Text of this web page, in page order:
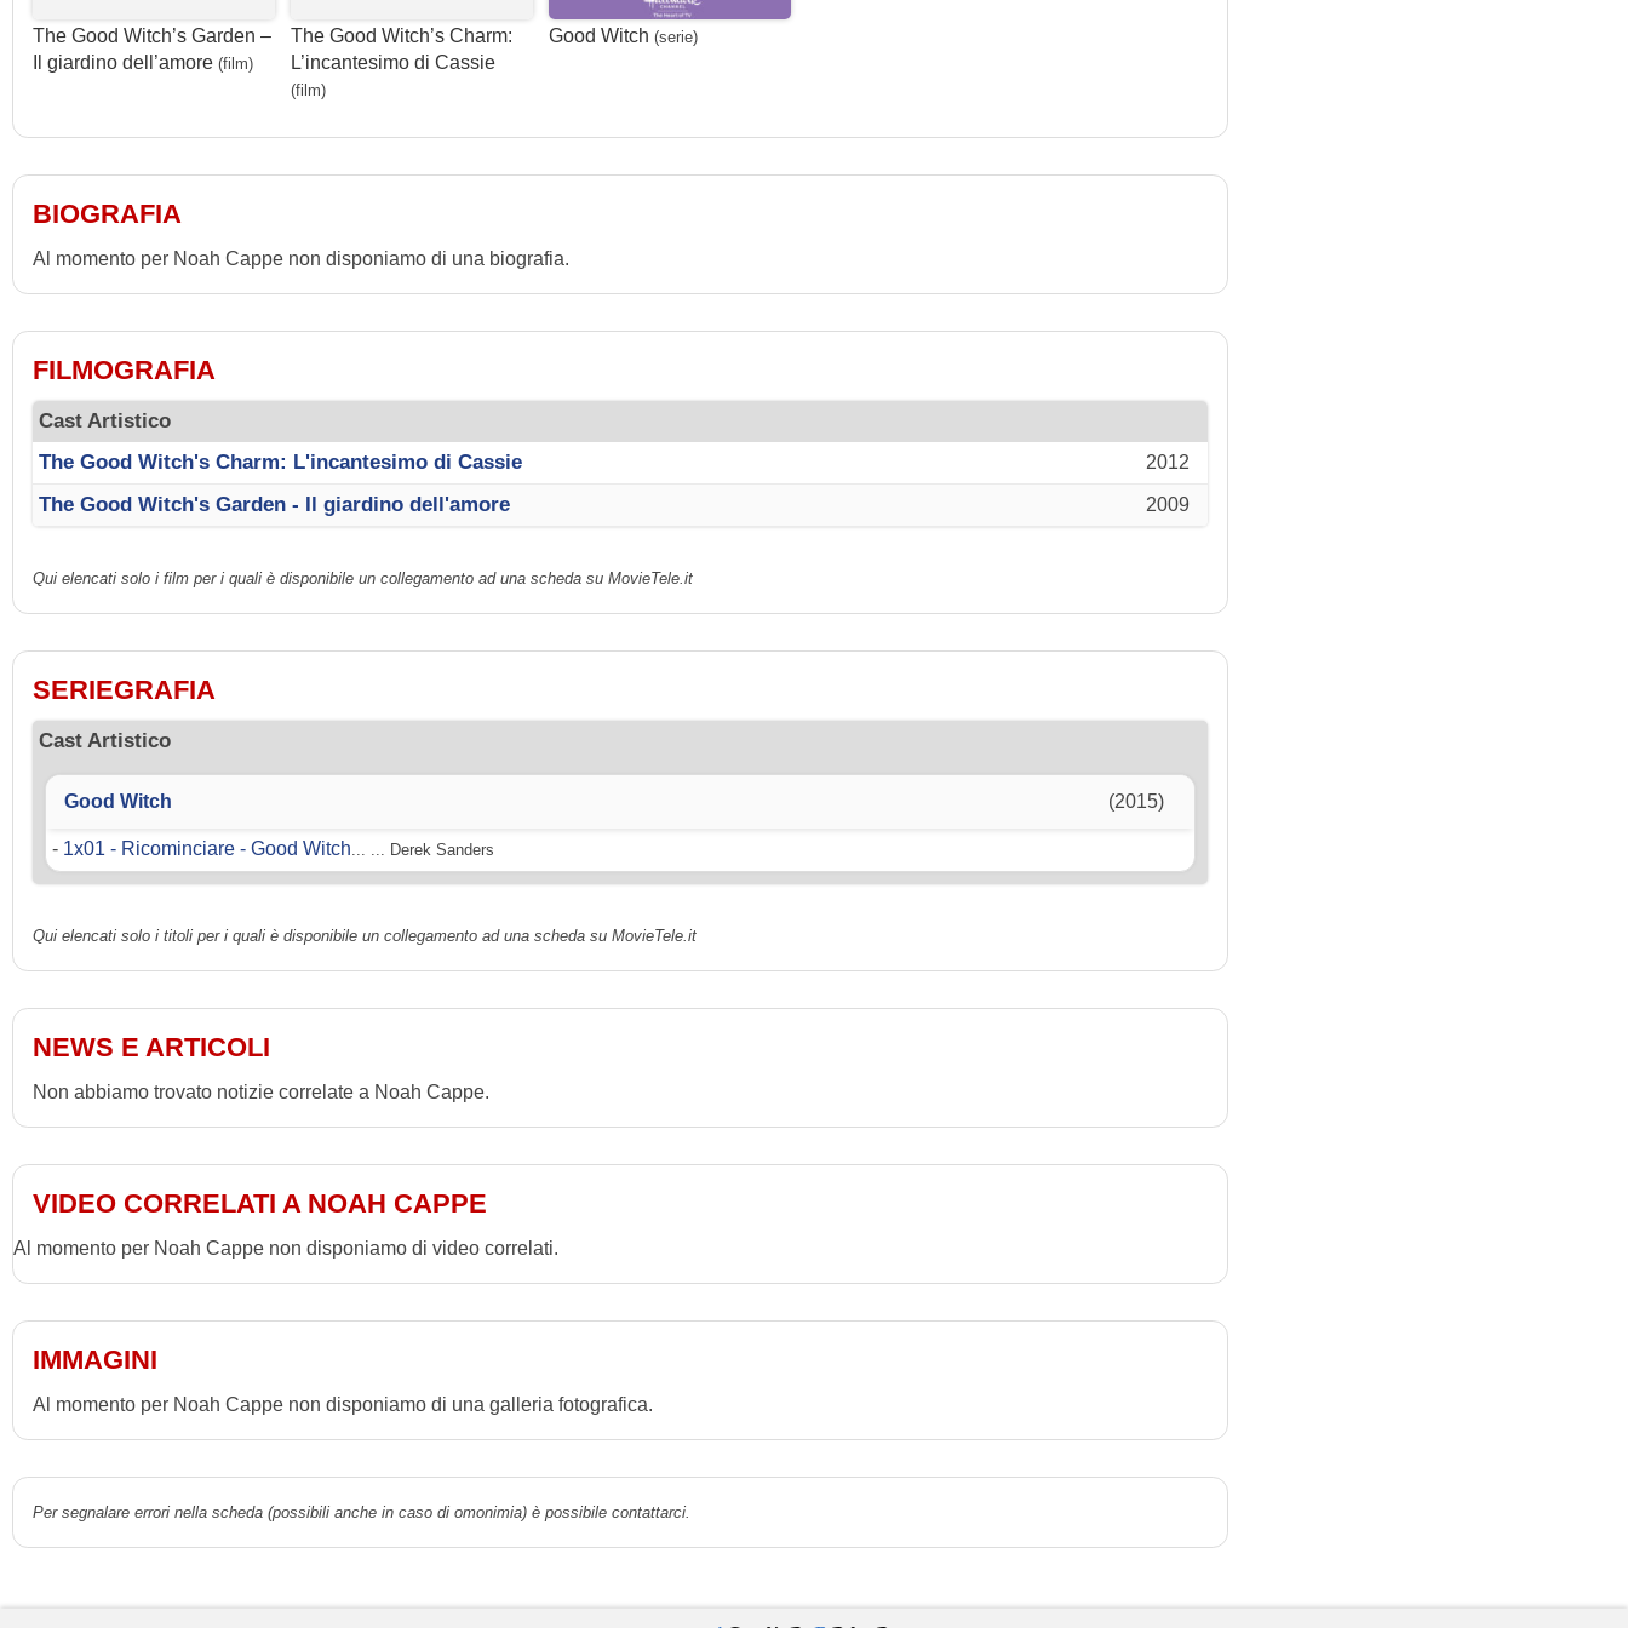
The Good Witch’s Garden –
Il giardino dell’amore (film)
The Good Witch’s Charm:
L’incantesimo di Cassie
(film)
Good Witch (serie)
BIOGRAFIA
Al momento per Noah Cappe non disponiamo di una biografia.
FILMOGRAFIA
Cast Artistico
2012
The Good Witch's Charm: L'incantesimo di Cassie
2009
The Good Witch's Garden - Il giardino dell'amore
Qui elencati solo i film per i quali è disponibile un collegamento ad una scheda su MovieTele.it
SERIEGRAFIA
Cast Artistico
Good Witch (2015)
- 1x01 - Ricominciare - Good Witch... ... Derek Sanders
Qui elencati solo i titoli per i quali è disponibile un collegamento ad una scheda su MovieTele.it
NEWS E ARTICOLI
Non abbiamo trovato notizie correlate a Noah Cappe.
VIDEO CORRELATI A NOAH CAPPE
Al momento per Noah Cappe non disponiamo di video correlati.
IMMAGINI
Al momento per Noah Cappe non disponiamo di una galleria fotografica.
Per segnalare errori nella scheda (possibili anche in caso di omonimia) è possibile contattarci.